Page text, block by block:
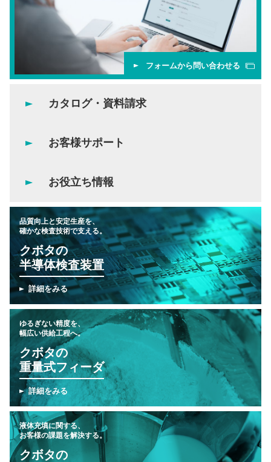
フォームから問い合わせる
カタログ・資料請求
お客様サポート
お役立ち情報
品質向上と安定生産を、
確かな検査技術で支える。
クボタの
半導体検査装置
詳細をみる
ゆるぎない精度を、
幅広い供給工程へ。
クボタの
重量式フィーダ
詳細をみる
液体充填に関する、
お客様の課題を解決する。
クボタの